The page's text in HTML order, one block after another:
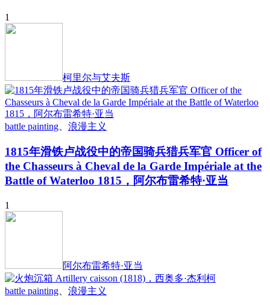
1
柯里尔与艾夫斯
battle painting 浪漫主义
1815年滑铁卢战役中的帝国骑兵猎兵军官 Officer of
the Chasseurs à Cheval de la Garde Impériale at the
Battle of Waterloo 1815，阿尔布雷希特·亚当
1
阿尔布雷希特·亚当
battle painting 浪漫主义